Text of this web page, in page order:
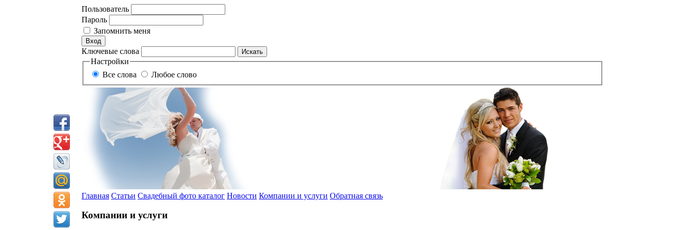
Пользователь
Пароль
Запомнить меня
Ключевые слова
Настройки
Все слова
Любое слово
Главная Статьи Свадебный фото каталог Новости Компании и услуги Обратная связь
Компании и услуги